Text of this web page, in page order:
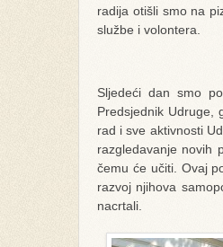
radija otišli smo na
službe i volontera.
Sljedeći dan smo
Predsjednik Udruge,
rad i sve aktivnosti
razgledavanje novih
čemu će učiti. Ovaj
razvoj njihova
nacrtali.